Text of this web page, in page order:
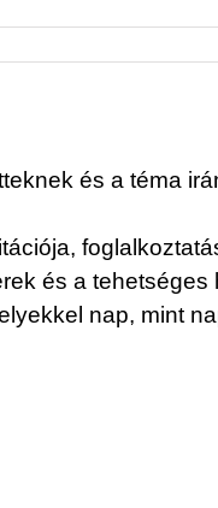
és a téma
és a tehetséges
nap, mint